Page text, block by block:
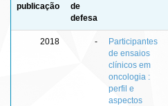
publicação
de
defesa
2018 -
Participantes
de ensaios
clínicos em
oncologia :
perfil e
aspectos